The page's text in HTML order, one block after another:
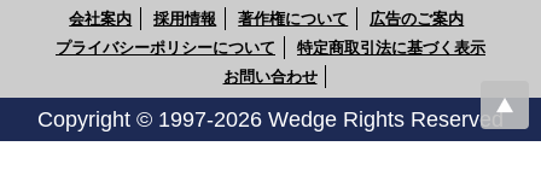
会社案内 採用情報 著作権について
広告のご案内
プライバシーポリシーについて
特定商取引法に基づく表示
お問い合わせ
Copyright © 1997-2026 Wedge Rights Reserved